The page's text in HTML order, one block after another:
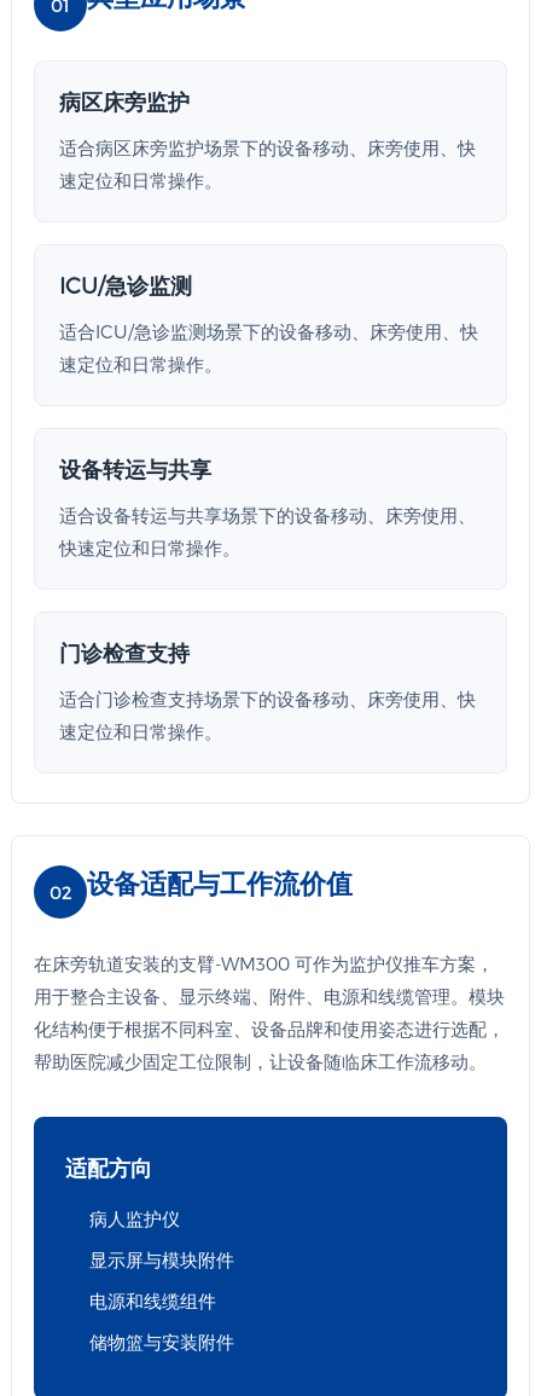
01
病区床旁监护
适合病区床旁监护场景下的设备移动、床旁使用、快
速定位和日常操作。
ICU/急诊监测
适合ICU/急诊监测场景下的设备移动、床旁使用、快
速定位和日常操作。
设备转运与共享
适合设备转运与共享场景下的设备移动、床旁使用、
快速定位和日常操作。
门诊检查支持
适合门诊检查支持场景下的设备移动、床旁使用、快
速定位和日常操作。
02 设备适配与工作流价值
在床旁轨道安装的支臂-WM300 可作为监护仪推车方案，
用于整合主设备、显示终端、附件、电源和线缆管理。模块
化结构便于根据不同科室、设备品牌和使用姿态进行选配，
帮助医院减少固定工位限制，让设备随临床工作流移动。
适配方向
病人监护仪
显示屏与模块附件
电源和线缆组件
储物篮与安装附件